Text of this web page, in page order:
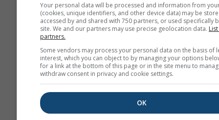
Your personal data will be processed and information from
(cookies, unique identifiers, and other device data) may be
accessed by and shared with 750 partners, or used specifically
site. We and our partners may use precise geolocation data.
partners.
Some vendors may process your personal data on the basis of
interest, which you can object to by managing your options
for a link at the bottom of this page or in the site menu to
withdraw consent in privacy and cookie settings.
OK